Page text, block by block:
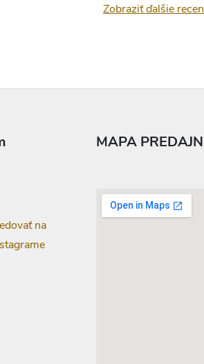
Zobraziť ďalšie
na
MAPA